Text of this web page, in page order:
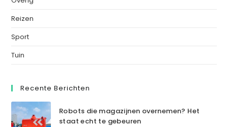
Reizen
Sport
Tuin
Recente Berichten
Robots die magazijnen overnemen? Het
staat echt te gebeuren